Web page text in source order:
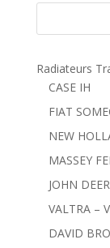
Radiateurs
CASE IH
FIAT
NEW
MASSEY
JOHN
VALTRA –
DAVID